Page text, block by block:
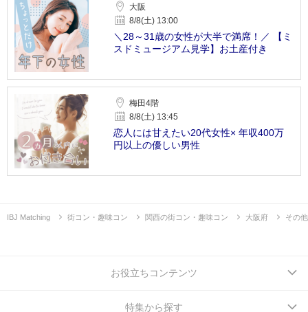
大阪
8/8(土) 13:00
＼28～31歳の女性が大半で満席！／ 【ミ
スドミュージアム見学】お土産付き
梅田4階
8/8(土) 13:45
恋人には甘えたい20代女性× 年収400万
円以上の優しい男性
IBJ Matching 街コン・趣味コン 関西の街コン・趣味コン 大阪府 その
お役立ちコンテンツ
特集から探す